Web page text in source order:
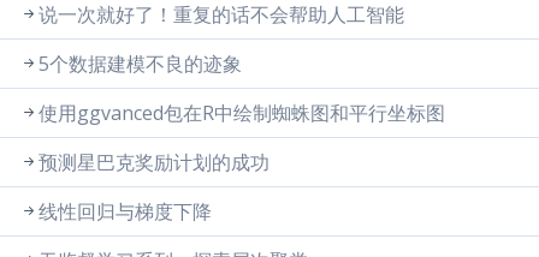
说一次就好了！重复的话不会帮助人工智能
5个数据建模不良的迹象
使用ggvanced包在R中绘制蜘蛛图和平行坐标图
预测星巴克奖励计划的成功
线性回归与梯度下降